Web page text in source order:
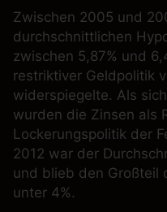
Zwischen 2005 und
durchschnittlichen
zwischen 5,87% und
restriktiver Geldpolitik
widerspiegelte. Als
wurden die Zinsen als
Lockerungspolitik der
2012 war der
und blieb den Großteil
unter 4%.